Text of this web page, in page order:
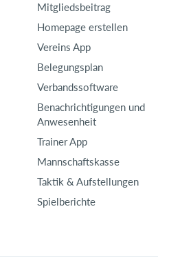
Mitgliedsbeitrag
Homepage erstellen
Vereins App
Belegungsplan
Verbandssoftware
Benachrichtigungen und
Anwesenheit
Trainer App
Mannschaftskasse
Taktik & Aufstellungen
Spielberichte